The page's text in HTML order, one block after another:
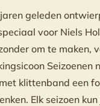
geleden
voor Niels
om te maken,
klittenband een
Elk seizoen